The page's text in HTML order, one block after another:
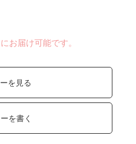
お届け可能です。
を見る
を書く